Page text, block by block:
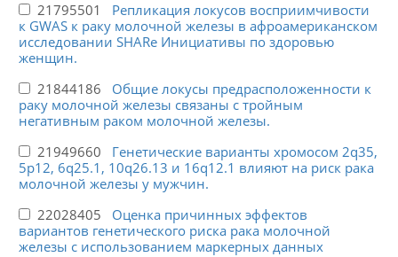
21795501 Репликация локусов восприимчивости
к GWAS к раку молочной железы в афроамериканском
исследовании SHARe Инициативы по здоровью
женщин.
21844186 Общие локусы предрасположенности к
раку молочной железы связаны с тройным
негативным раком молочной железы.
21949660 Генетические варианты хромосом 2q35,
5p12, 6q25.1, 10q26.13 и 16q12.1 влияют на риск рака
молочной железы у мужчин.
22028405 Оценка причинных эффектов
вариантов генетического риска рака молочной
железы с использованием маркерных данных